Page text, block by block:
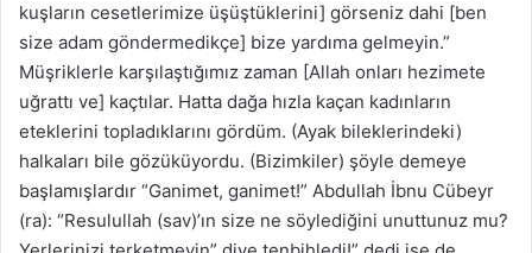
kuşların cesetlerimize üşüştüklerini] görseniz dahi [ben
size adam göndermedikçe] bize yardıma gelmeyin.”
Müşriklerle karşılaştığımız zaman [Allah onları hezimete
uğrattı ve] kaçtılar. Hatta dağa hızla kaçan kadınların
eteklerini topladıklarını gördüm. (Ayak bileklerindeki)
halkaları bile gözüküyordu. (Bizimkiler) şöyle demeye
başlamışlardır “Ganimet, ganimet!” Abdullah İbnu Cübeyr
(ra): “Resulullah (sav)’ın size ne söylediğini unuttunuz mu?